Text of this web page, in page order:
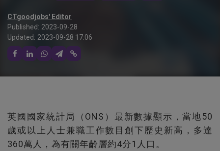
CTgoodjobs' Editor
Published: 2023-09-28
Updated: 2023-09-28 17:06
英國國家統計局（ONS）最新數據顯示，當地50
歲或以上人士兼職工作數目創下歷史新高，多達
360萬人，為有關年齡層約4分1人口。